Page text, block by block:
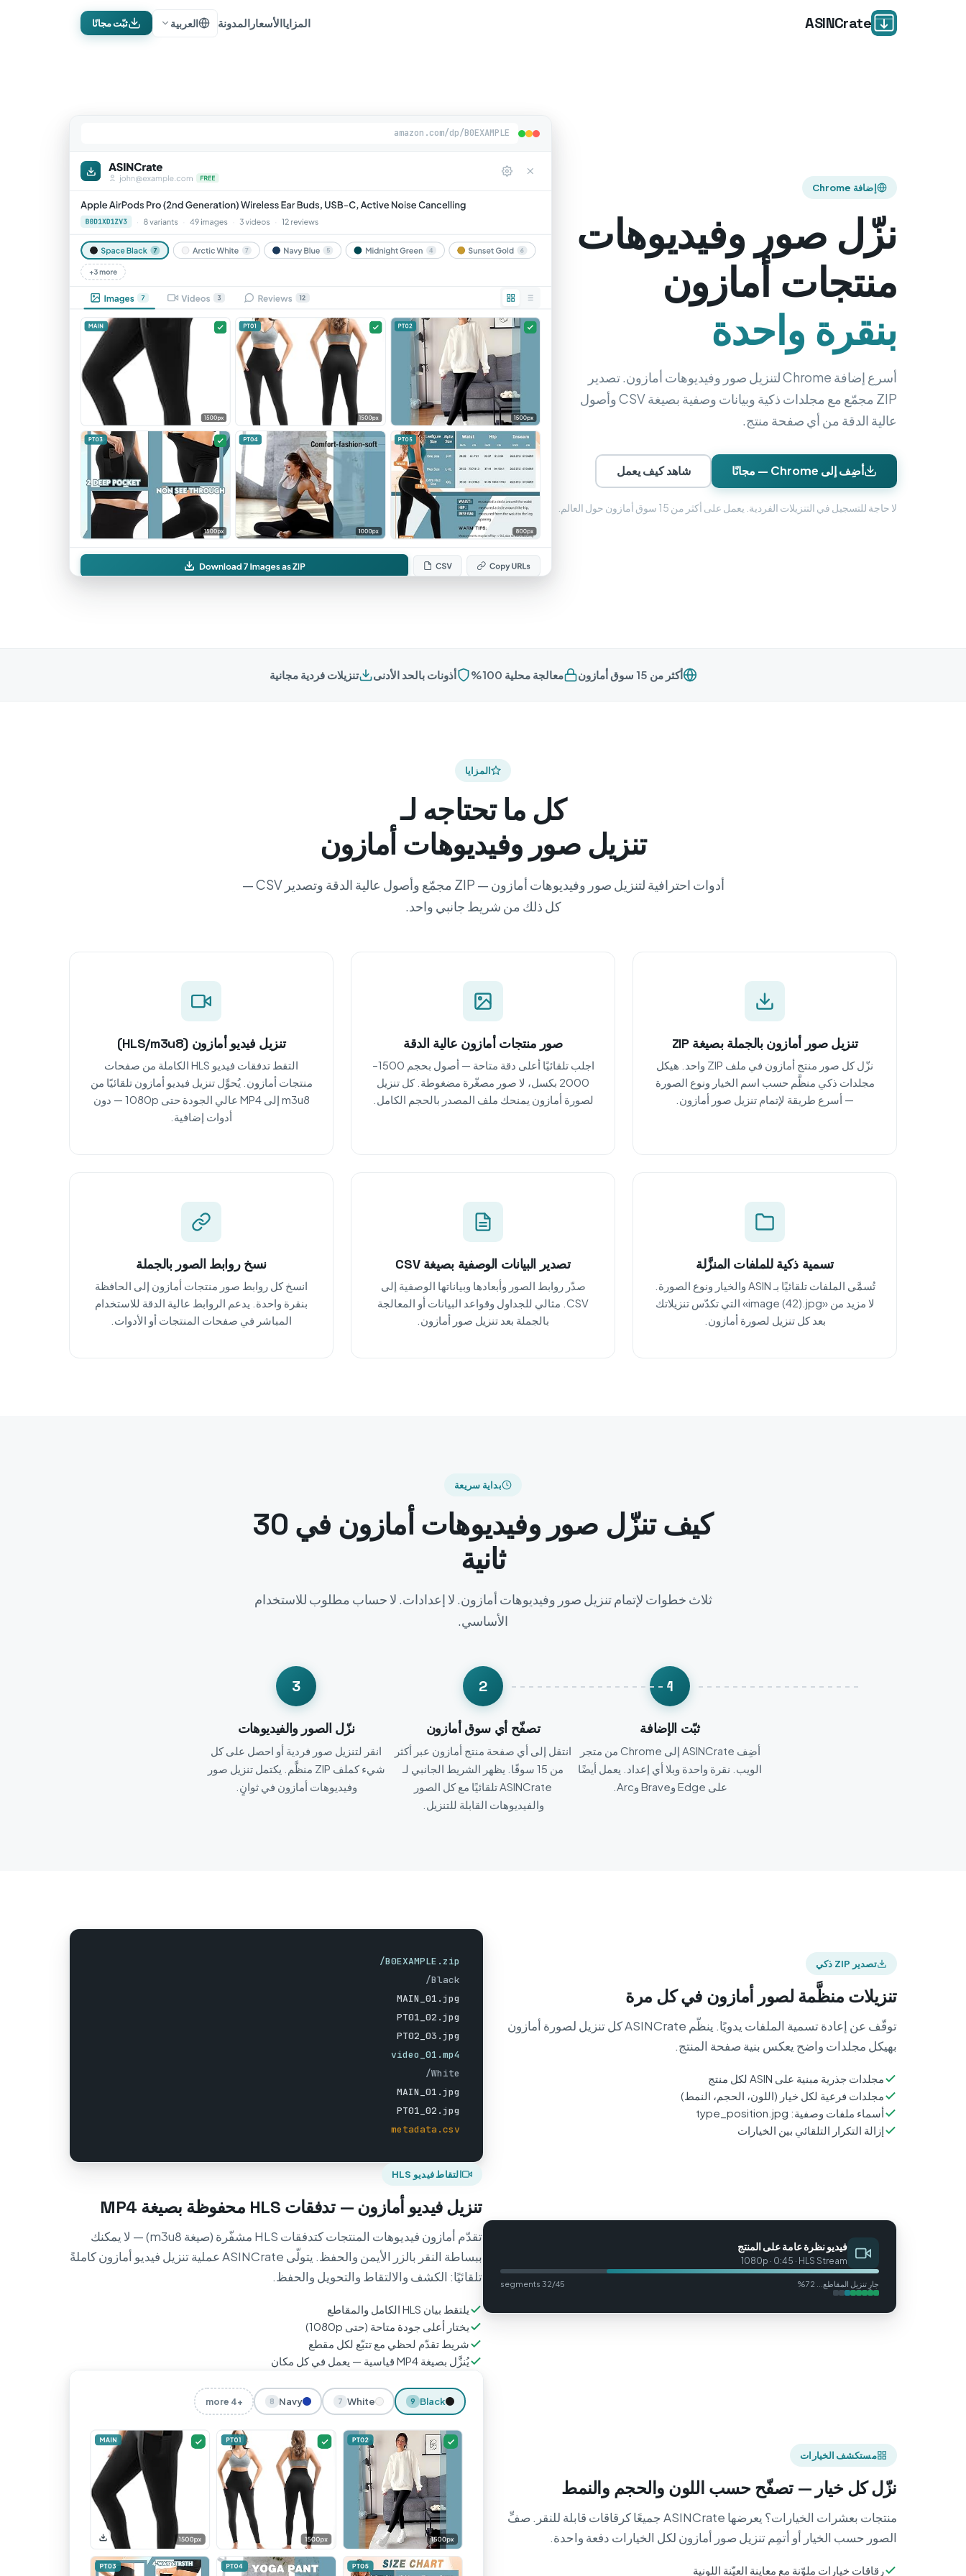
ASINCrate المزاياالأسعار المدونة العربية ثبّت مجانًا
إضافة Chrome
نزّل صور وفيديوهات
منتجات أمازون
بنقرة واحدة
أسرع إضافة Chrome لتنزيل صور وفيديوهات أمازون. تصدير
ZIP مجمّع مع مجلدات ذكية وبيانات وصفية بصيغة CSV وأصول
عالية الدقة من أي صفحة منتج.
أضِف إلى Chrome — مجانًا شاهد كيف يعمل
لا حاجة للتسجيل في التنزيلات الفردية. يعمل على أكثر من 15 سوق أمازون حول العالم.
amazon.com/dp/B0EXAMPLE
أكثر من 15 سوق أمازون معالجة محلية 100% أذونات بالحد الأدنى تنزيلات فردية مجانية
المزايا
كل ما تحتاجه لـ
تنزيل صور وفيديوهات أمازون
أدوات احترافية لتنزيل صور وفيديوهات أمازون — ZIP مجمّع وأصول عالية الدقة وتصدير CSV —
كل ذلك من شريط جانبي واحد.
تنزيل صور أمازون بالجملة بصيغة ZIP
نزّل كل صور منتج أمازون في ملف ZIP واحد. هيكل
مجلدات ذكي منظَّم حسب اسم الخيار ونوع الصورة
— أسرع طريقة لإتمام تنزيل صور أمازون.
صور منتجات أمازون عالية الدقة
اجلب تلقائيًا أعلى دقة متاحة — أصول بحجم 1500–
2000 بكسل، لا صور مصغّرة مضغوطة. كل تنزيل
لصورة أمازون يمنحك ملف المصدر بالحجم الكامل.
تنزيل فيديو أمازون (HLS/m3u8)
التقط تدفقات فيديو HLS الكاملة من صفحات
منتجات أمازون. يُحوَّل تنزيل فيديو أمازون تلقائيًا من
m3u8 إلى MP4 عالي الجودة حتى 1080p — دون
أدوات إضافية.
تسمية ذكية للملفات المنزَّلة
تُسمَّى الملفات تلقائيًا بـ ASIN والخيار ونوع الصورة.
لا مزيد من «image (42).jpg» التي تكدّس تنزيلاتك
بعد كل تنزيل لصورة أمازون.
تصدير البيانات الوصفية بصيغة CSV
صدّر روابط الصور وأبعادها وبياناتها الوصفية إلى
CSV. مثالي للجداول وقواعد البيانات أو المعالجة
بالجملة بعد تنزيل صور أمازون.
نسخ روابط الصور بالجملة
انسخ كل روابط صور منتجات أمازون إلى الحافظة
بنقرة واحدة. يدعم الروابط عالية الدقة للاستخدام
المباشر في صفحات المنتجات أو الأدوات.
بداية سريعة
كيف تنزّل صور وفيديوهات أمازون في 30
ثانية
ثلاث خطوات لإتمام تنزيل صور وفيديوهات أمازون. لا إعدادات. لا حساب مطلوب للاستخدام
الأساسي.
1
ثبّت الإضافة
أضِف ASINCrate إلى Chrome من متجر
الويب. نقرة واحدة وبلا أي إعداد. يعمل أيضًا
على Edge وBrave وArc.
2
تصفّح أي سوق أمازون
انتقل إلى أي صفحة منتج أمازون عبر أكثر
من 15 سوقًا. يظهر الشريط الجانبي لـ
ASINCrate تلقائيًا مع كل الصور
والفيديوهات القابلة للتنزيل.
3
نزّل الصور والفيديوهات
انقر لتنزيل صور فردية أو احصل على كل
شيء كملف ZIP منظَّم. يكتمل تنزيل صور
وفيديوهات أمازون في ثوانٍ.
تصدير ZIP ذكي
تنزيلات منظَّمة لصور أمازون في كل مرة
توقّف عن إعادة تسمية الملفات يدويًا. ينظّم ASINCrate كل تنزيل لصورة أمازون
بهيكل مجلدات واضح يعكس بنية صفحة المنتج.
مجلدات جذرية مبنية على ASIN لكل منتج
مجلدات فرعية لكل خيار (اللون، الحجم، النمط)
أسماء ملفات وصفية: type_position.jpg
إزالة التكرار التلقائي بين الخيارات
B0EXAMPLE.zip/
Black/
MAIN_01.jpg
PT01_02.jpg
PT02_03.jpg
video_01.mp4
White/
MAIN_01.jpg
PT01_02.jpg
metadata.csv
التقاط فيديو HLS
تنزيل فيديو أمازون — تدفقات HLS محفوظة بصيغة MP4
تقدّم أمازون فيديوهات المنتجات كتدفقات HLS مشفّرة (صيغة m3u8) — لا يمكنك
ببساطة النقر بالزر الأيمن والحفظ. يتولّى ASINCrate عملية تنزيل فيديو أمازون كاملةً
تلقائيًا: الكشف والالتقاط والتحويل والحفظ.
يلتقط بيان HLS الكامل والمقاطع
يختار أعلى جودة متاحة (حتى 1080p)
شريط تقدّم لحظي مع تتبّع لكل مقطع
يُنزَّل بصيغة MP4 قياسية — يعمل في كل مكان
فيديو نظرة عامة على المنتج
1080p · 0:45 · HLS Stream
جارٍ تنزيل المقاطع... 72% 32/45 segments
مستكشف الخيارات
نزّل كل خيار — تصفّح حسب اللون والحجم والنمط
منتجات بعشرات الخيارات؟ يعرضها ASINCrate جميعًا كرقاقات قابلة للنقر. صفِّ
الصور حسب الخيار أو أتمِم تنزيل صور أمازون لكل الخيارات دفعة واحدة.
رقاقات خيارات ملوّنة مع معاينة العيّنة اللونية
Black
9
White
7
Navy
8
+4 more